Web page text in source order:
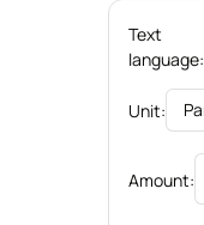
Options
Text
language:
Unit:
Amount: